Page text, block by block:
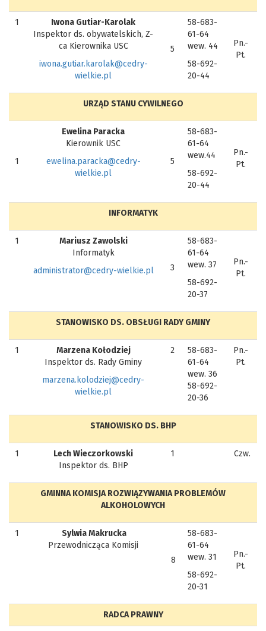
1
Iwona Gutiar-Karolak
Inspektor ds. obywatelskich, Z-
ca Kierownika USC
iwona.gutiar.karolak@cedry-
wielkie.pl
5
58-683-
61-64
wew. 44
58-692-
20-44
Pn.-
Pt.
URZĄD STANU CYWILNEGO
1
Ewelina Paracka
Kierownik USC
ewelina.paracka@cedry-
wielkie.pl
5
58-683-
61-64
wew.44
58-692-
20-44
Pn.-
Pt.
INFORMATYK
1
Mariusz Zawolski
Informatyk
administrator@cedry-wielkie.pl
3
58-683-
61-64
wew. 37
58-692-
20-37
Pn.-
Pt.
STANOWISKO DS. OBSŁUGI RADY GMINY
1
Marzena Kołodziej
Inspektor ds. Rady Gminy
marzena.kolodziej@cedry-
wielkie.pl
2
58-683-
61-64
wew. 36
58-692-
20-36
Pn.-
Pt.
STANOWISKO DS. BHP
1
Lech Wieczorkowski
Inspektor ds. BHP
1 Czw.
GMINNA KOMISJA ROZWIĄZYWANIA PROBLEMÓW
ALKOHOLOWYCH
1
Sylwia Makrucka
Przewodnicząca Komisji
8
58-683-
61-64
wew. 31
58-692-
20-31
Pn.-
Pt.
RADCA PRAWNY